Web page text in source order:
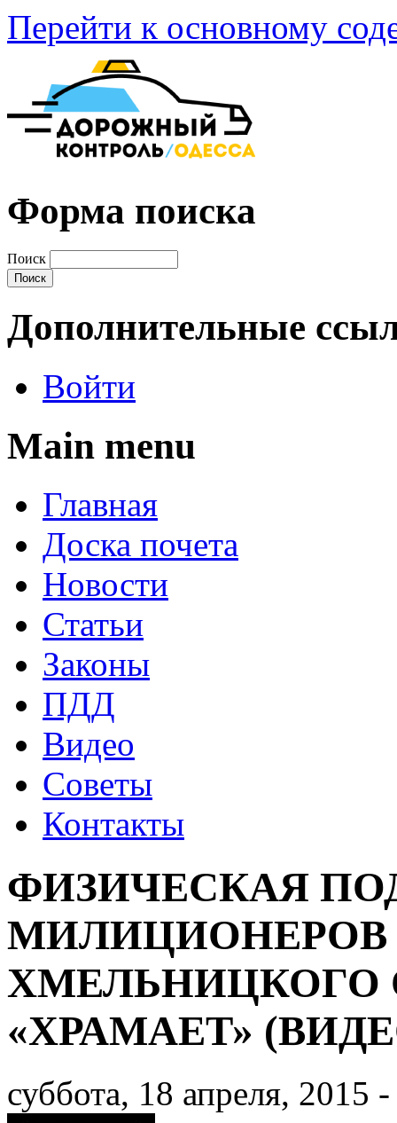
Перейти к основному
Форма поиска
Поиск
Дополнительные
Войти
Main menu
Главная
Доска почета
Новости
Статьи
Законы
ПДД
Видео
Советы
Контакты
ФИЗИЧЕСКАЯ
МИЛИЦИОНЕРОВ
ХМЕЛЬНИЦКОГО
«ХРАМАЕТ»
суббота, 18 апреля, 2015